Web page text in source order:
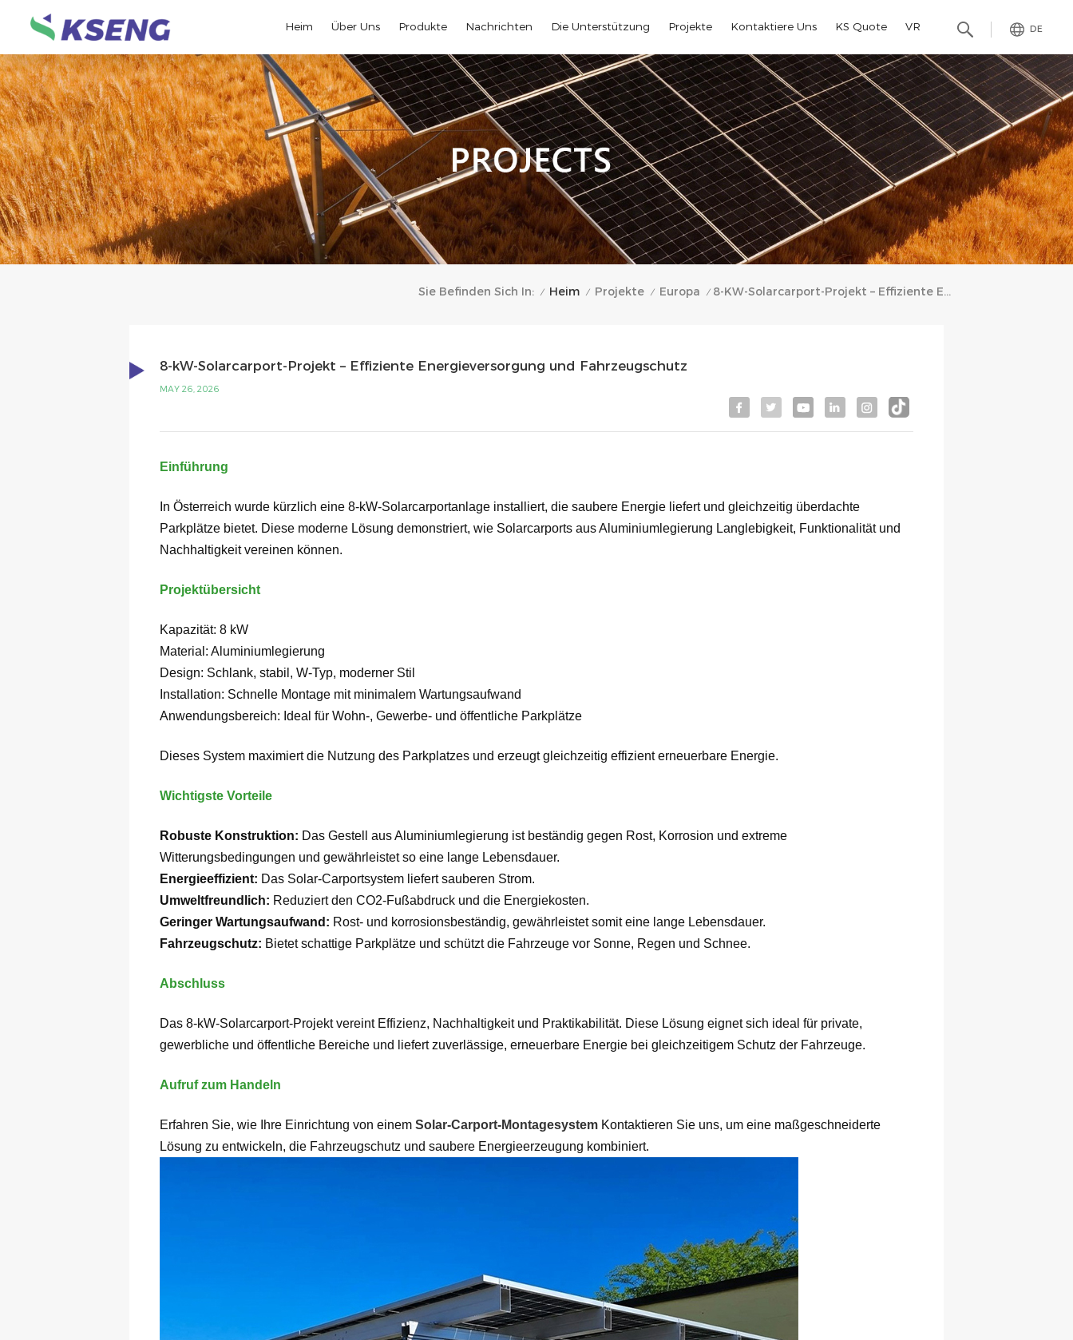
DE
Heim Über Uns Produkte Nachrichten Die Unterstützung Projekte Kontaktiere Uns KS Quote VR
Sie Befinden Sich In: / Heim / Projekte / Europa / 8-KW-Solarcarport-Projekt – Effiziente Energieversorgung Und Fahrzeugschutz
8-kW-Solarcarport-Projekt – Effiziente Energieversorgung und Fahrzeugschutz
MAY 26, 2026
Einführung
In Österreich wurde kürzlich eine 8-kW-Solarcarportanlage installiert, die saubere Energie liefert und gleichzeitig überdachte
Parkplätze bietet. Diese moderne Lösung demonstriert, wie Solarcarports aus Aluminiumlegierung Langlebigkeit, Funktionalität und
Nachhaltigkeit vereinen können.
Projektübersicht
Kapazität: 8 kW
Material: Aluminiumlegierung
Design: Schlank, stabil, W-Typ, moderner Stil
Installation: Schnelle Montage mit minimalem Wartungsaufwand
Anwendungsbereich: Ideal für Wohn-, Gewerbe- und öffentliche Parkplätze
Dieses System maximiert die Nutzung des Parkplatzes und erzeugt gleichzeitig effizient erneuerbare Energie.
Wichtigste Vorteile
Robuste Konstruktion: Das Gestell aus Aluminiumlegierung ist beständig gegen Rost, Korrosion und extreme
Witterungsbedingungen und gewährleistet so eine lange Lebensdauer.
Energieeffizient: Das Solar-Carportsystem liefert sauberen Strom.
Umweltfreundlich: Reduziert den CO2-Fußabdruck und die Energiekosten.
Geringer Wartungsaufwand: Rost- und korrosionsbeständig, gewährleistet somit eine lange Lebensdauer.
Fahrzeugschutz: Bietet schattige Parkplätze und schützt die Fahrzeuge vor Sonne, Regen und Schnee.
Abschluss
Das 8-kW-Solarcarport-Projekt vereint Effizienz, Nachhaltigkeit und Praktikabilität. Diese Lösung eignet sich ideal für private,
gewerbliche und öffentliche Bereiche und liefert zuverlässige, erneuerbare Energie bei gleichzeitigem Schutz der Fahrzeuge.
Aufruf zum Handeln
Erfahren Sie, wie Ihre Einrichtung von einem Solar-Carport-Montagesystem Kontaktieren Sie uns, um eine maßgeschneiderte
Lösung zu entwickeln, die Fahrzeugschutz und saubere Energieerzeugung kombiniert.